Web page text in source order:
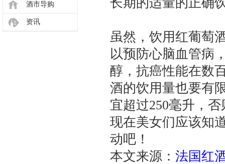
酒市导购
资讯
虽然，饮用红葡萄
以预防心脑血管病
醇，抗癌性能在数
酒的饮用量也要有
宜超过250毫升，
现在美女们应该知
动吧！
本文来源： 法国红